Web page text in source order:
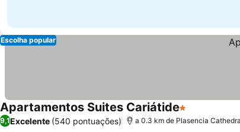
Escolha popular
Apartamentos Suites Cariátide1 Estrelas
9,1Excelente (540 pontuações) a 0.3 km de Plasencia